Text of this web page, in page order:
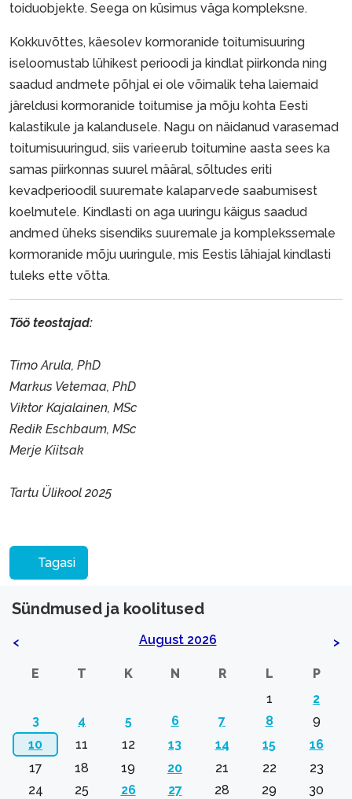
toiduobjekte. Seega on küsimus väga kompleksne.
Kokkuvõttes, käesolev kormoranide toitumisuuring
iseloomustab lühikest perioodi ja kindlat piirkonda ning
saadud andmete põhjal ei ole võimalik teha laiemaid
järeldusi kormoranide toitumise ja mõju kohta Eesti
kalastikule ja kalandusele. Nagu on näidanud varasemad
toitumisuuringud, siis varieerub toitumine aasta sees ka
samas piirkonnas suurel määral, sõltudes eriti
kevadperioodil suuremate kalaparvede saabumisest
koelmutele. Kindlasti on aga uuringu käigus saadud
andmed üheks sisendiks suuremale ja komplekssemale
kormoranide mõju uuringule, mis Eestis lähiajal kindlasti
tuleks ette võtta.
Töö teostajad:
Timo Arula, PhD
Markus Vetemaa, PhD
Viktor Kajalainen, MSc
Redik Eschbaum, MSc
Merje Kiitsak
Tartu Ülikool 2025
Tagasi
Sündmused ja koolitused
< August 2026 >
E T K N R L
P
1
2
3
4 5 6 7 8
9
10
11 12 13 14 15
16
17
18 19 20 21 22
23
24
25 26 27 28 29
30